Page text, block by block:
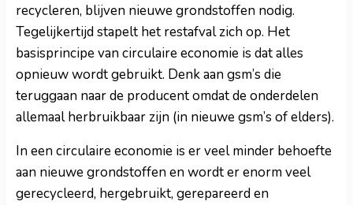
recycleren, blijven nieuwe grondstoffen nodig.
Tegelijkertijd stapelt het restafval zich op. Het
basisprincipe van circulaire economie is dat alles
opnieuw wordt gebruikt. Denk aan gsm’s die
teruggaan naar de producent omdat de onderdelen
allemaal herbruikbaar zijn (in nieuwe gsm’s of elders).
In een circulaire economie is er veel minder behoefte
aan nieuwe grondstoffen en wordt er enorm veel
gerecycleerd, hergebruikt, gerepareerd en